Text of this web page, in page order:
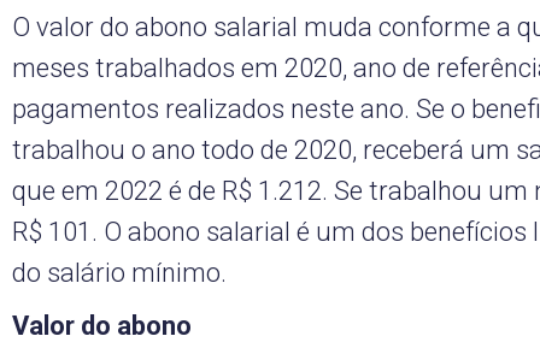
O valor do abono salarial muda conforme a
meses trabalhados em 2020, ano de
pagamentos realizados neste ano. Se o
trabalhou o ano todo de 2020, receberá um
que em 2022 é de R$ 1.212. Se trabalhou um
R$ 101. O abono salarial é um dos benefícios
do salário mínimo.
Valor do abono